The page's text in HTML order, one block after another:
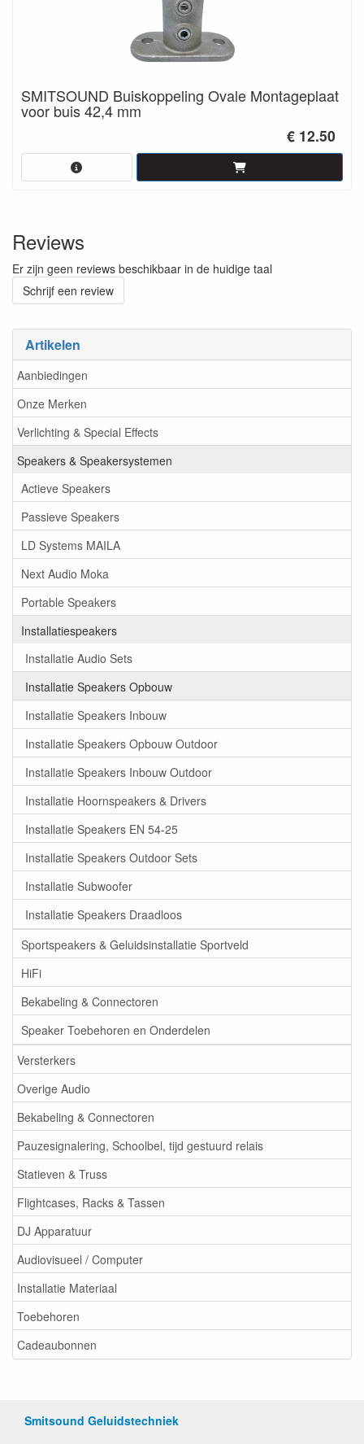
Artikelen
Aanbiedingen
Onze Merken
Verlichting & Special Effects
Speakers & Speakersystemen
Actieve Speakers
Passieve Speakers
LD Systems MAILA
Next Audio Moka
Portable Speakers
Installatiespeakers
Installatie Audio Sets
Installatie Speakers Opbouw
Installatie Speakers Inbouw
Installatie Speakers Opbouw Outdoor
Installatie Speakers Inbouw Outdoor
Installatie Hoornspeakers & Drivers
Installatie Speakers EN 54-25
Installatie Speakers Outdoor Sets
Installatie Subwoofer
Installatie Speakers Draadloos
Sportspeakers & Geluidsinstallatie Sportveld
HiFi
Bekabeling & Connectoren
Speaker Toebehoren en Onderdelen
Versterkers
Overige Audio
Bekabeling & Connectoren
Pauzesignalering, Schoolbel, tijd gestuurd relais
Statieven & Truss
Flightcases, Racks & Tassen
DJ Apparatuur
Audiovisueel / Computer
Installatie Materiaal
Toebehoren
Cadeaubonnen
SMITSOUND Buiskoppeling Ovale Montageplaat
voor buis 42,4 mm
€ 12.50
Reviews
Er zijn geen reviews beschikbaar in de huidige taal
Schrijf een review
Smitsound Geluidstechniek